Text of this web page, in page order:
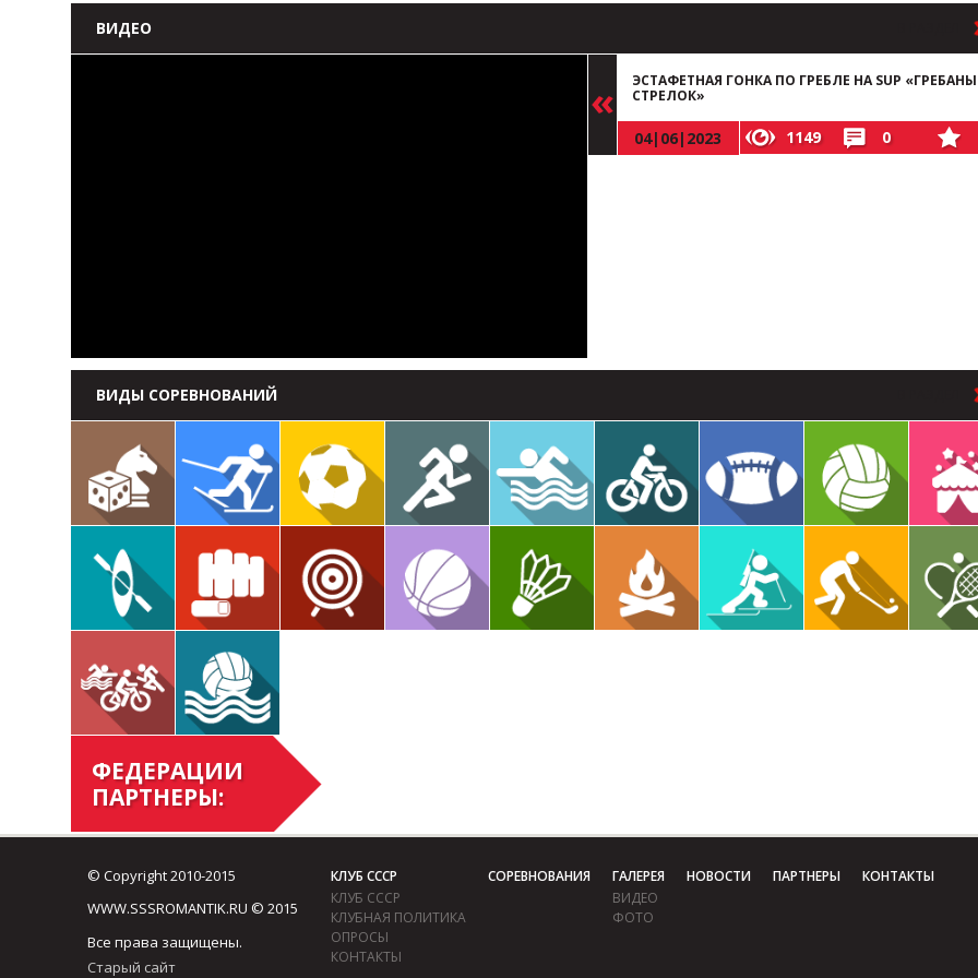
ВИДЕО
ЭСТАФЕТНАЯ ГОНКА ПО ГРЕБЛЕ НА SUP
СТРЕЛОК»
04|06|2023 1149 0
ВИДЫ СОРЕВНОВАНИЙ
ФЕДЕРАЦИИ
ПАРТНЕРЫ:
© Copyright 2010-2015
WWW.SSSROMANTIK.RU © 2015
Все права защищены.
Старый сайт
КЛУБ СССР
КЛУБ СССР
КЛУБНАЯ ПОЛИТИКА
ОПРОСЫ
КОНТАКТЫ
СОРЕВНОВАНИЯ
ГАЛЕРЕЯ
ВИДЕО
ФОТО
НОВОСТИ ПАРТНЕРЫ КОНТАКТЫ